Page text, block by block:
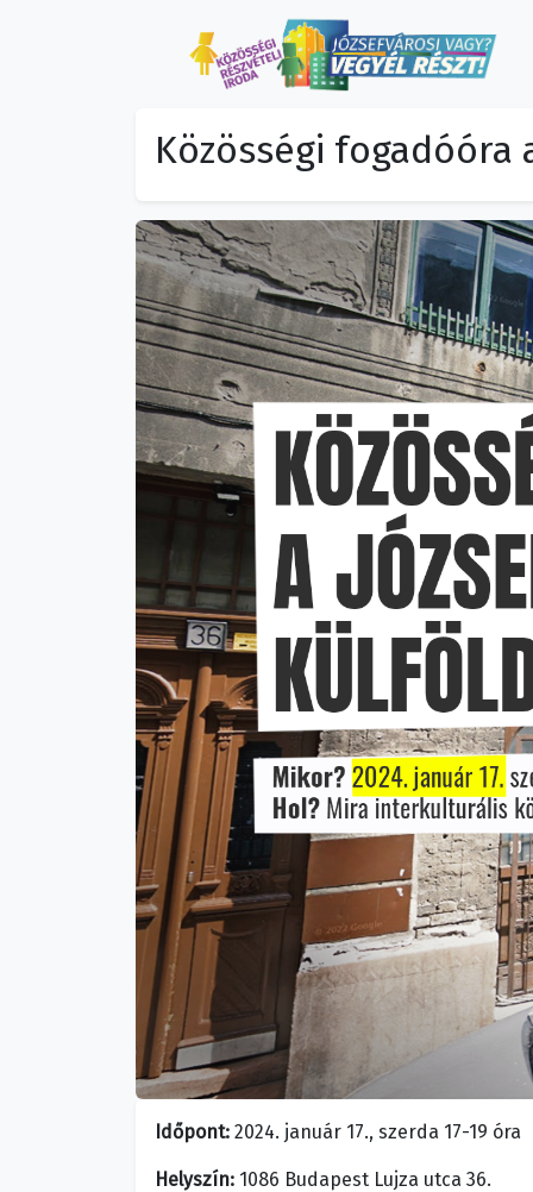
Közösségi
Időpont: 2024. január 17., szerda 17-19 óra
Helyszín: 1086 Budapest Lujza utca 36.